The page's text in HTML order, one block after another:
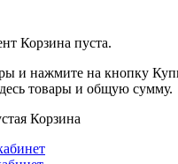
Корзина пуста.
и нажмите на кнопку
товары и общую сумму.
Корзина